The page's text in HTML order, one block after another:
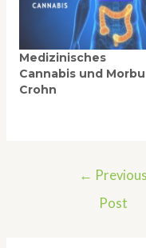
Medizinisches
Cannabis und
Crohn
← Previous
Post